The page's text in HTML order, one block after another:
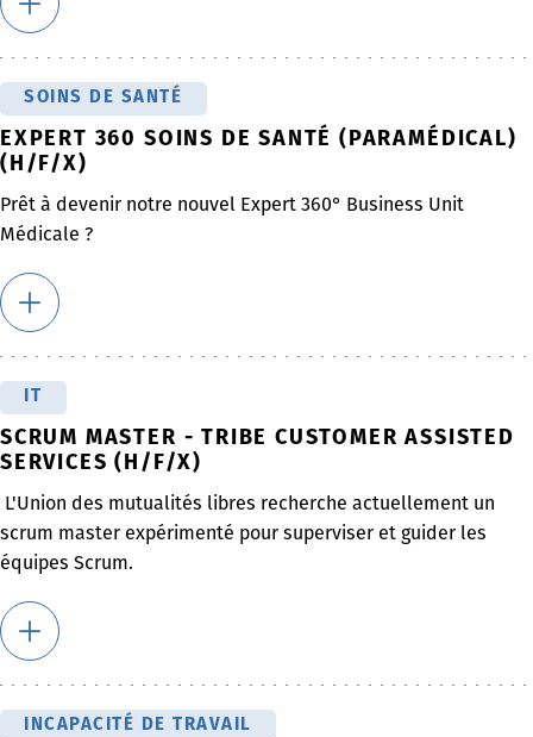
SOINS DE SANTÉ
EXPERT 360 SOINS DE SANTÉ (PARAMÉDICAL)
(H/F/X)
Prêt à devenir notre nouvel Expert 360° Business Unit
Médicale ?
SCRUM MASTER - TRIBE CUSTOMER ASSISTED
SERVICES (H/F/X)
L'Union des mutualités libres recherche actuellement un
scrum master expérimenté pour superviser et guider les
équipes Scrum.
INCAPACITÉ DE TRAVAIL